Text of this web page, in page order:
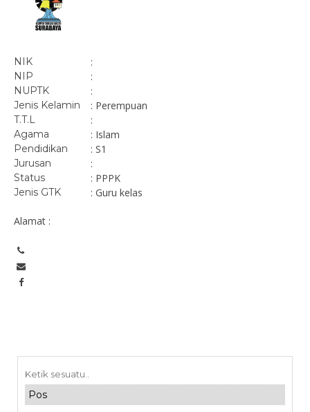
NIK :
NIP :
NUPTK :
Jenis Kelamin : Perempuan
T.T.L :
Agama : Islam
Pendidikan : S1
Jurusan :
Status : PPPK
Jenis GTK : Guru kelas
Alamat :